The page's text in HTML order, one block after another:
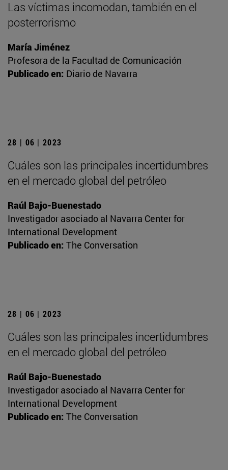
Las víctimas incomodan, también en el
posterrorismo
María Jiménez
Profesora de la Facultad de Comunicación
Publicado en: Diario de Navarra
28 | 06 | 2023
Cuáles son las principales incertidumbres
en el mercado global del petróleo
Raúl Bajo-Buenestado
Investigador asociado al Navarra Center for
International Development
Publicado en: The Conversation
28 | 06 | 2023
Cuáles son las principales incertidumbres
en el mercado global del petróleo
Raúl Bajo-Buenestado
Investigador asociado al Navarra Center for
International Development
Publicado en: The Conversation